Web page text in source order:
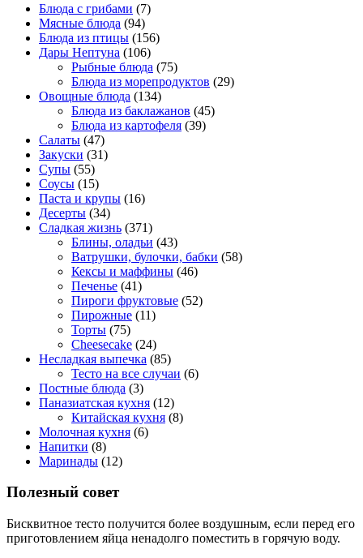
Блюда с грибами (7)
Мясные блюда (94)
Блюда из птицы (156)
Дары Нептуна (106)
Рыбные блюда (75)
Блюда из морепродуктов (29)
Овощные блюда (134)
Блюда из баклажанов (45)
Блюда из картофеля (39)
Салаты (47)
Закуски (31)
Супы (55)
Соусы (15)
Паста и крупы (16)
Десерты (34)
Сладкая жизнь (371)
Блины, оладьи (43)
Ватрушки, булочки, бабки (58)
Кексы и маффины (46)
Печенье (41)
Пироги фруктовые (52)
Пирожные (11)
Торты (75)
Cheesecake (24)
Несладкая выпечка (85)
Тесто на все случаи (6)
Постные блюда (3)
Паназиатская кухня (12)
Китайская кухня (8)
Молочная кухня (6)
Напитки (8)
Маринады (12)
Полезный совет
Бисквитное тесто получится более воздушным, если перед его
приготовлением яйца ненадолго поместить в горячую воду.